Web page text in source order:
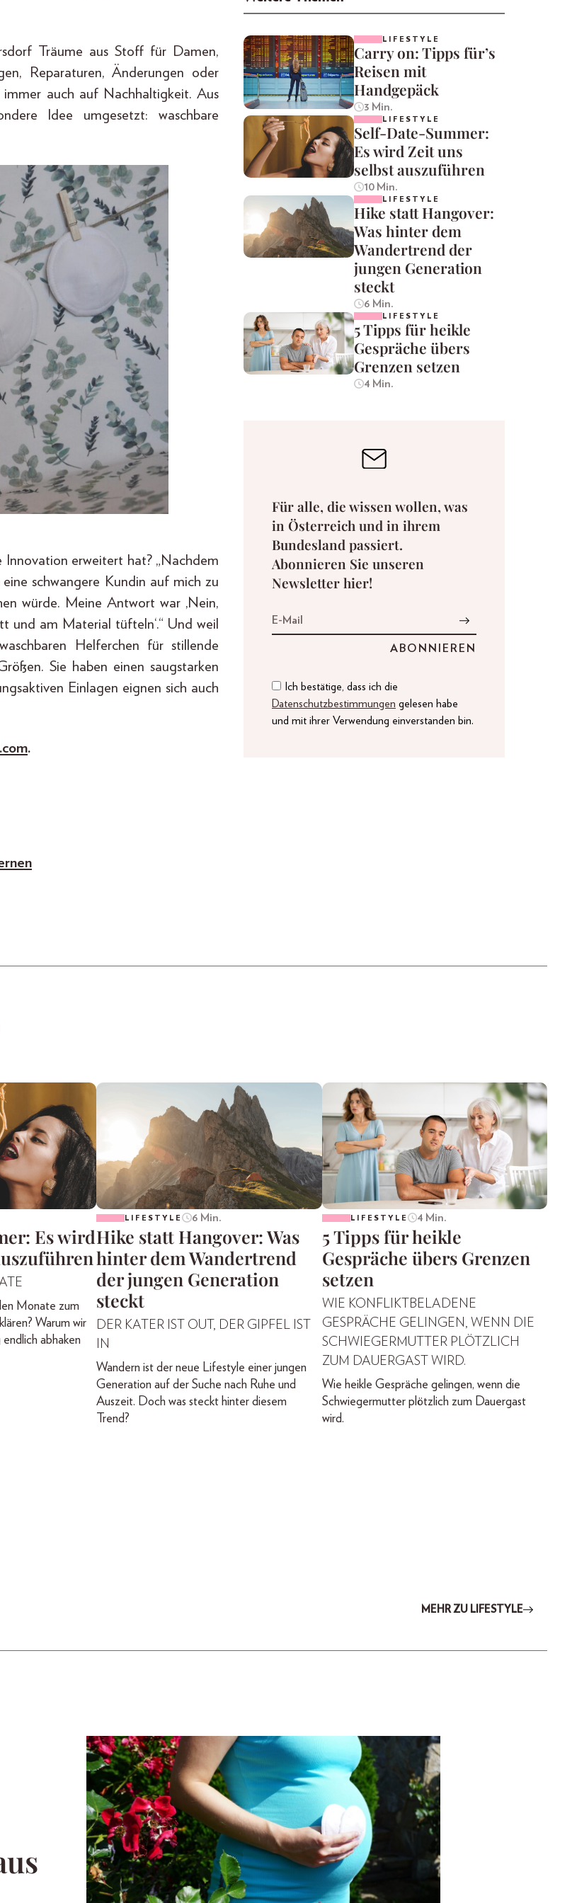
Träume aus Stoff für Damen,
Reparaturen, Änderungen oder
auch auf Nachhaltigkeit. Aus
Idee umgesetzt: waschbare
erweitert hat? „Nachdem
schwangere Kundin auf mich zu
würde. Meine Antwort war ‚Nein,
und am Material tüfteln‘.“ Und weil
Helferchen für stillende
Sie haben einen saugstarken
Einlagen eignen sich auch
.
LIFESTYLE
Carry on: Tipps für’s
Reisen mit
Handgepäck
3 Min.
LIFESTYLE
Self-Date-Summer:
Es wird Zeit uns
selbst auszuführen
10 Min.
LIFESTYLE
Hike statt Hangover:
Was hinter dem
Wandertrend der
jungen Generation
steckt
6 Min.
LIFESTYLE
5 Tipps für heikle
Gespräche übers
Grenzen setzen
4 Min.
Für alle, die wissen wollen, was
in Österreich und in ihrem
Bundesland passiert.
Abonnieren Sie unseren
Newsletter hier!
Ich bestätige, dass ich die
Datenschutzbestimmungen gelesen habe
und mit ihrer Verwendung einverstanden bin.
Es wird
Monate zum
Warum wir
abhaken
LIFESTYLE 6 Min.
Hike statt Hangover: Was
hinter dem Wandertrend
der jungen Generation
steckt
DER KATER IST OUT, DER GIPFEL IST
IN
Wandern ist der neue Lifestyle einer jungen
Generation auf der Suche nach Ruhe und
Auszeit. Doch was steckt hinter diesem
Trend?
LIFESTYLE 4 Min.
5 Tipps für heikle
Gespräche übers Grenzen
setzen
WIE KONFLIKTBELADENE
GESPRÄCHE GELINGEN, WENN DIE
SCHWIEGERMUTTER PLÖTZLICH
ZUM DAUERGAST WIRD.
Wie heikle Gespräche gelingen, wenn die
Schwiegermutter plötzlich zum Dauergast
wird.
MEHR ZU LIFESTYLE